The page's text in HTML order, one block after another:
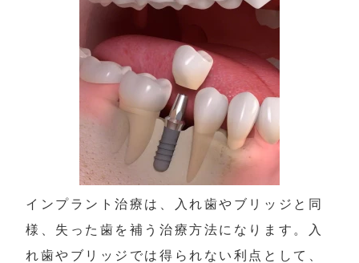
インプラント治療は、入れ歯やブリッジと同
様、失った歯を補う治療方法になります。入
れ歯やブリッジでは得られない利点として、